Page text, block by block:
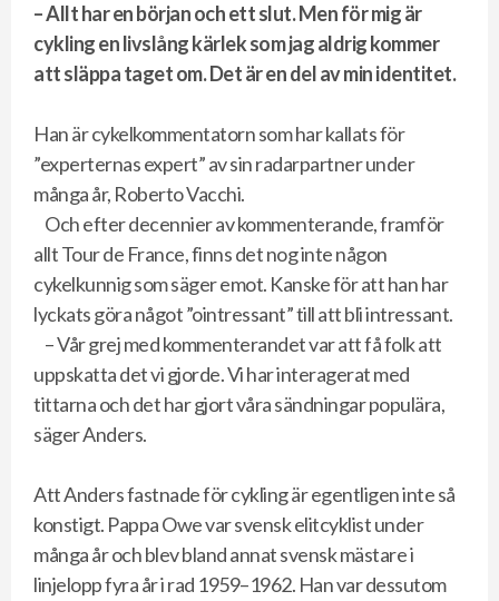
– Allt har en början och ett slut. Men för mig är
cykling en livslång kärlek som jag aldrig kommer
att släppa taget om. Det är en del av min identitet.
Han är cykelkommentatorn som har kallats för
”experternas expert” av sin radarpartner under
många år, Roberto Vacchi.
Och efter decennier av kommenterande, framför
allt Tour de France, finns det nog inte någon
cykelkunnig som säger emot. Kanske för att han har
lyckats göra något ”ointressant” till att bli intressant.
– Vår grej med kommenterandet var att få folk att
uppskatta det vi gjorde. Vi har interagerat med
tittarna och det har gjort våra sändningar populära,
säger Anders.
Att Anders fastnade för cykling är egentligen inte så
konstigt. Pappa Owe var svensk elitcyklist under
många år och blev bland annat svensk mästare i
linjelopp fyra år i rad 1959–1962. Han var dessutom